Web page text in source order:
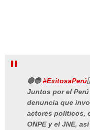
🔴🔵#ExitosaPerú
Juntos por el
denuncia que
actores políticos,
ONPE y el JNE,